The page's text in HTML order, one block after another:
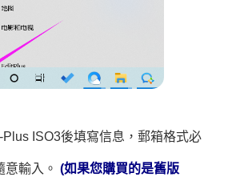
ISO3後填寫信息，郵箱格式必
意輸入。 (如果您購買的是舊版